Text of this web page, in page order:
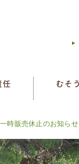
時販売休止のお知らせ